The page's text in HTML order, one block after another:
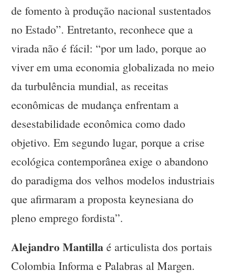
de fomento à produção nacional sustentados
no Estado”. Entretanto, reconhece que a
virada não é fácil: “por um lado, porque ao
viver em uma economia globalizada no meio
da turbulência mundial, as receitas
econômicas de mudança enfrentam a
desestabilidade econômica como dado
objetivo. Em segundo lugar, porque a crise
ecológica contemporânea exige o abandono
do paradigma dos velhos modelos industriais
que afirmaram a proposta keynesiana do
pleno emprego fordista”.
Alejandro Mantilla é articulista dos portais
Colombia Informa e Palabras al Margen.